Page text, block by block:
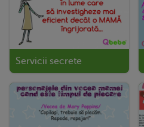
Servicii secrete